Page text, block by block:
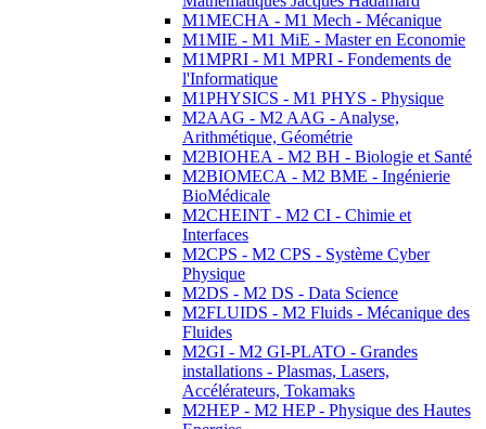
M1MECHA - M1 Mech - Mécanique
M1MIE - M1 MiE - Master en Economie
M1MPRI - M1 MPRI - Fondements de
l'Informatique
M1PHYSICS - M1 PHYS - Physique
M2AAG - M2 AAG - Analyse,
Arithmétique, Géométrie
M2BIOHEA - M2 BH - Biologie et Santé
M2BIOMECA - M2 BME - Ingénierie
BioMédicale
M2CHEINT - M2 CI - Chimie et
Interfaces
M2CPS - M2 CPS - Système Cyber
Physique
M2DS - M2 DS - Data Science
M2FLUIDS - M2 Fluids - Mécanique des
Fluides
M2GI - M2 GI-PLATO - Grandes
installations - Plasmas, Lasers,
Accélérateurs, Tokamaks
M2HEP - M2 HEP - Physique des Hautes